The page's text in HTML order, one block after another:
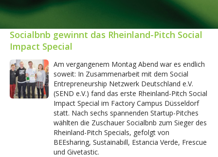
Socialbnb gewinnt das Rheinland-Pitch Social
Impact Special
Am vergangenem Montag Abend war es endlich
soweit: In Zusammenarbeit mit dem Social
Entrepreneurship Netzwerk Deutschland e.V.
(SEND e.V.) fand das erste Rheinland-Pitch Social
Impact Special im Factory Campus Düsseldorf
statt. Nach sechs spannenden Startup-Pitches
wählten die Zuschauer Socialbnb zum Sieger des
Rheinland-Pitch Specials, gefolgt von
BEEsharing, Sustainabill, Estancia Verde, Frescue
und Givetastic.